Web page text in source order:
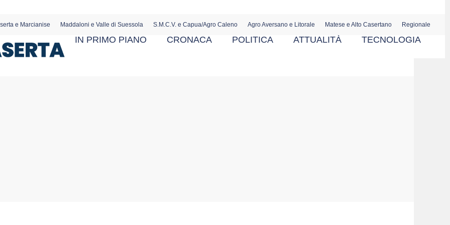
e Marcianise Maddaloni e Valle di Suessola S.M.C.V. e Capua/Agro Caleno Agro Aversano e Litorale Matese e Alto Casertano Regionale
IN PRIMO PIANO CRONACA POLITICA ATTUALITÀ TECNOLOGIA